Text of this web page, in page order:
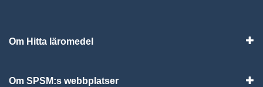
Om Hitta läromedel
Om SPSM:s webbplatser